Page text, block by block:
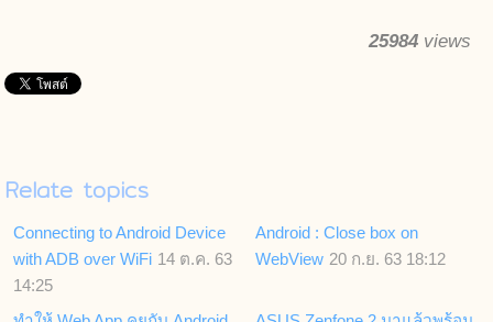
25984 views
Relate topics
Connecting to Android Device
with ADB over WiFi 14 ต.ค. 63
14:25
Android : Close box on
WebView 20 ก.ย. 63 18:12